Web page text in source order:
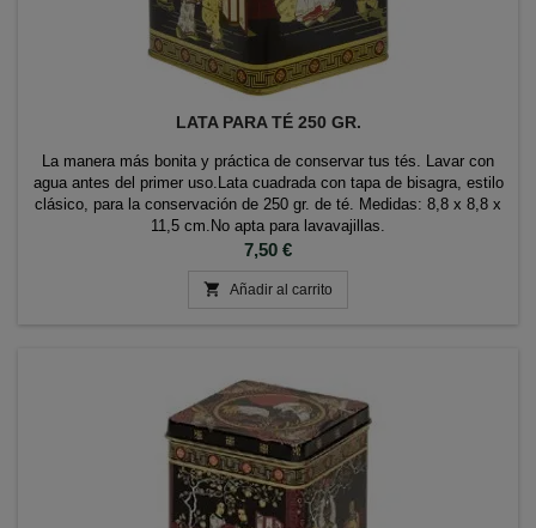
LATA PARA TÉ 250 GR.
La manera más bonita y práctica de conservar tus tés. Lavar con
agua antes del primer uso.Lata cuadrada con tapa de bisagra, estilo
clásico, para la conservación de 250 gr. de té. Medidas: 8,8 x 8,8 x
11,5 cm.No apta para lavavajillas.
Precio
7,50 €
 Añadir al carrito